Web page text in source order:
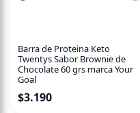
Su composición está
lo que es apto en caso
Barra de Proteina Keto
Twentys Sabor Brownie de
Chocolate 60 grs marca Your
Goal
$3.190